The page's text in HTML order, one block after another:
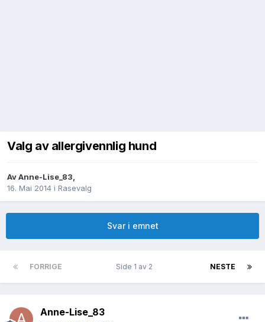
Valg av allergivennlig hund
AvAnne-Lise_83,
16. Mai 2014 i Rasevalg
Svar i emnet
FORRIGE NESTE
Side 1 av 2
Anne-Lise_83